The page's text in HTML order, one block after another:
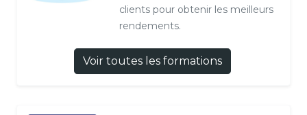
clients pour obtenir les meilleurs
rendements.
Voir toutes les formations